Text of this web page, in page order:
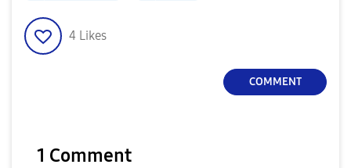
4 Likes
COMMENT
1 Comment